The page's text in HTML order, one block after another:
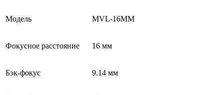
Модель MVL-16MM
Фокусное расстояние 16 мм
Бэк-фокус 9.14 мм